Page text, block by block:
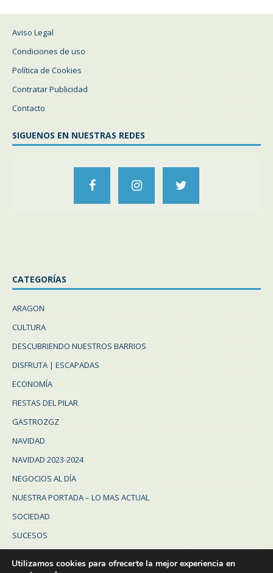
Aviso Legal
Condiciones de uso
Política de Cookies
Contratar Publicidad
Contacto
SIGUENOS EN NUESTRAS REDES
CATEGORÍAS
ARAGON
CULTURA
DESCUBRIENDO NUESTROS BARRIOS
DISFRUTA | ESCAPADAS
ECONOMÍA
FIESTAS DEL PILAR
GASTROZGZ
NAVIDAD
NAVIDAD 2023-2024
NEGOCIOS AL DÍA
NUESTRA PORTADA – LO MAS ACTUAL
SOCIEDAD
SUCESOS
Utilizamos cookies para ofrecerte la mejor experiencia en